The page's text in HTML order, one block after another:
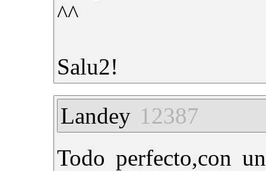
^^
Salu2!
Landey 12387
Todo perfecto,con